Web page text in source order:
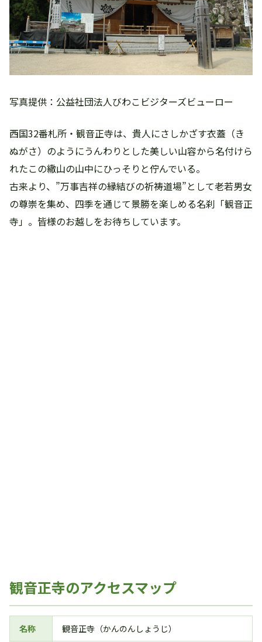
写真提供：公益社団法人びわこビジターズビューロー
西国32番札所・観音正寺は、貴人にさしかざす衣蓋（き
ぬがさ）のようにうんわりとした美しい山容から名付けら
れたこの繖山の山中にひっそりと佇んでいる。
古来より、”万事吉祥の縁結びの祈祷道場”として老若男女
の尊崇を集め、四季を通じて景勝を楽しめる名刹「観音正
寺」。皆様のお越しをお待ちしています。
観音正寺のアクセスマップ
名称 観音正寺（かんのんしょうじ）